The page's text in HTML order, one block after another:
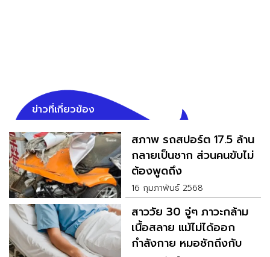
ข่าวที่เกี่ยวข้อง
สภาพ รถสปอร์ต 17.5 ล้าน
กลายเป็นซาก ส่วนคนขับไม่
ต้องพูดถึง
16 กุมภาพันธ์ 2568
สาววัย 30 จู่ๆ ภาวะกล้าม
เนื้อสลาย แม้ไม่ได้ออก
กำลังกาย หมอซักถึงกับ